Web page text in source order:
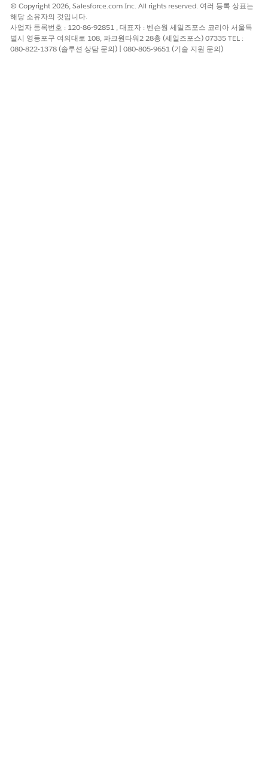
© Copyright 2026, Salesforce.com Inc. All rights reserved. 여러 등록 상표는
해당 소유자의 것입니다.
사업자 등록번호 : 120-86-92851 , 대표자 : 벤슨웡 세일즈포스 코리아 서울특
별시 영등포구 여의대로 108, 파크원타워2 28층 (세일즈포스) 07335 TEL :
080-822-1378 (솔루션 상담 문의) | 080-805-9651 (기술 지원 문의)